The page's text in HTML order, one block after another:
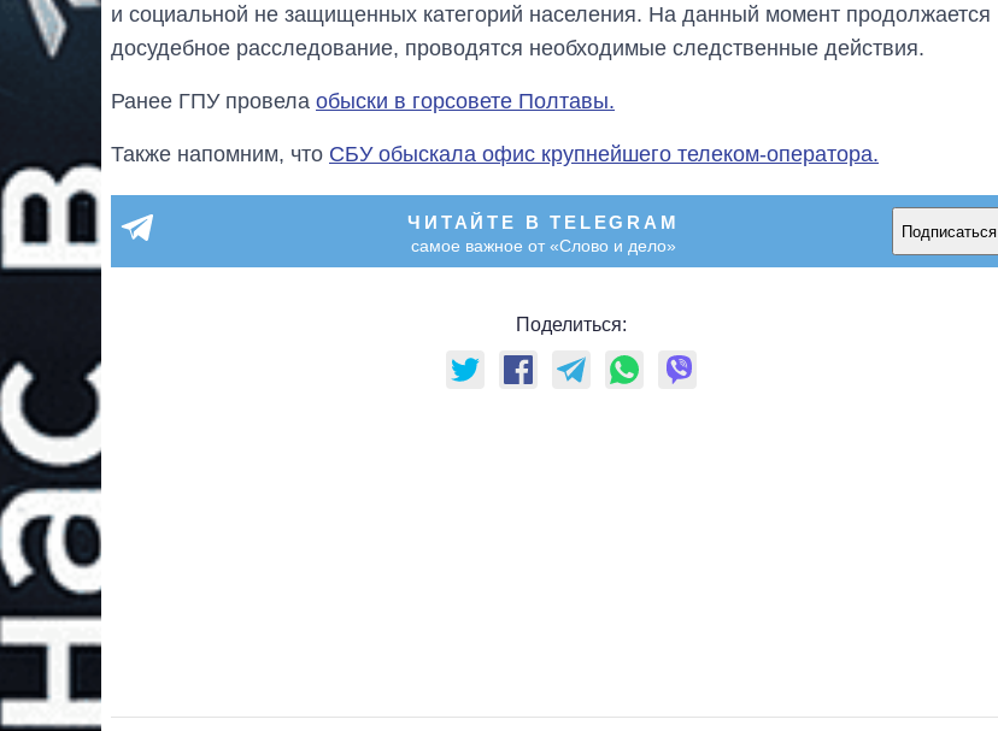
и социальной не защищенных категорий населения. На данный момент продолжается
досудебное расследование, проводятся необходимые следственные действия.
Ранее ГПУ провела обыски в горсовете Полтавы.
Также напомним, что СБУ обыскала офис крупнейшего телеком-оператора.
ЧИТАЙТЕ В TELEGRAM
самое важное от «Слово и дело»
Подписаться
Поделиться: